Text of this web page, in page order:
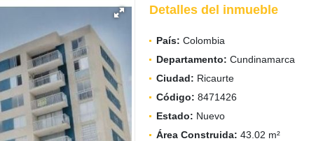
Detalles del inmueble
País: Colombia
Departamento: Cundinamarca
Ciudad: Ricaurte
Código: 8471426
Estado: Nuevo
Área Construida: 43.02 m²